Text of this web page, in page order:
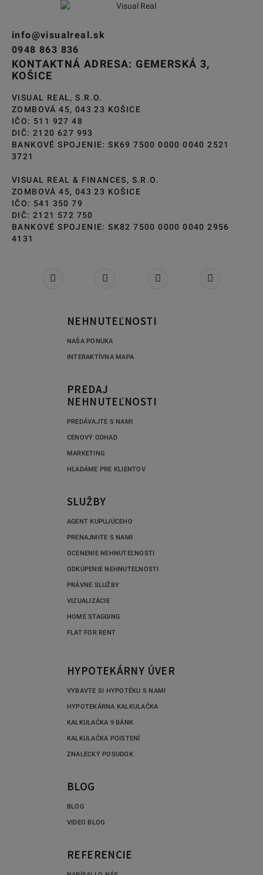
info@visualreal.sk
0948 863 836
KONTAKTNÁ ADRESA: GEMERSKÁ 3,
KOŠICE
VISUAL REAL, S.R.O.
ZOMBOVÁ 45, 043 23 KOŠICE
IČO: 511 927 48
DIČ: 2120 627 993
BANKOVÉ SPOJENIE: SK69 7500 0000 0040 2521
3721
VISUAL REAL & FINANCES, S.R.O.
ZOMBOVÁ 45, 043 23 KOŠICE
IČO: 541 350 79
DIČ: 2121 572 750
BANKOVÉ SPOJENIE: SK82 7500 0000 0040 2956
4131
NEHNUTEĽNOSTI
NAŠA PONUKA
INTERAKTÍVNA MAPA
PREDAJ
NEHNUTEĽNOSTI
PREDÁVAJTE S NAMI
CENOVÝ ODHAD
MARKETING
HĽADÁME PRE KLIENTOV
SLUŽBY
AGENT KUPUJÚCEHO
PRENAJMITE S NAMI
OCENENIE NEHNUTEĽNOSTI
ODKÚPENIE NEHNUTEĽNOSTI
PRÁVNE SLUŽBY
VIZUALIZÁCIE
HOME STAGGING
FLAT FOR RENT
HYPOTEKÁRNY ÚVER
VYBAVTE SI HYPOTÉKU S NAMI
HYPOTEKÁRNA KALKULAČKA
KALKULAČKA 9 BÁNK
KALKULAČKA POISTENÍ
ZNALECKÝ POSUDOK
BLOG
BLOG
VIDEO BLOG
REFERENCIE